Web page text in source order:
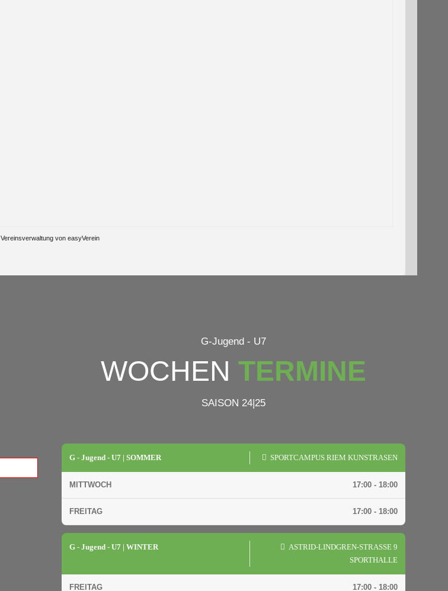
Vereinsverwaltung von easyVerein
G-Jugend - U7
WOCHEN TERMINE
SAISON 24|25
G - Jugend - U7 | SOMMER SPORTCAMPUS RIEM KUNSTRASEN
MITTWOCH 17:00 - 18:00
FREITAG 17:00 - 18:00
G - Jugend - U7 | WINTER
ASTRID-LINDGREN-STRASSE 9
SPORTHALLE
FREITAG 17:00 - 18:00